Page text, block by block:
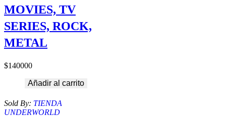
MOVIES, TV
SERIES, ROCK,
METAL
$140000
Añadir al carrito
Sold By: TIENDA
UNDERWORLD